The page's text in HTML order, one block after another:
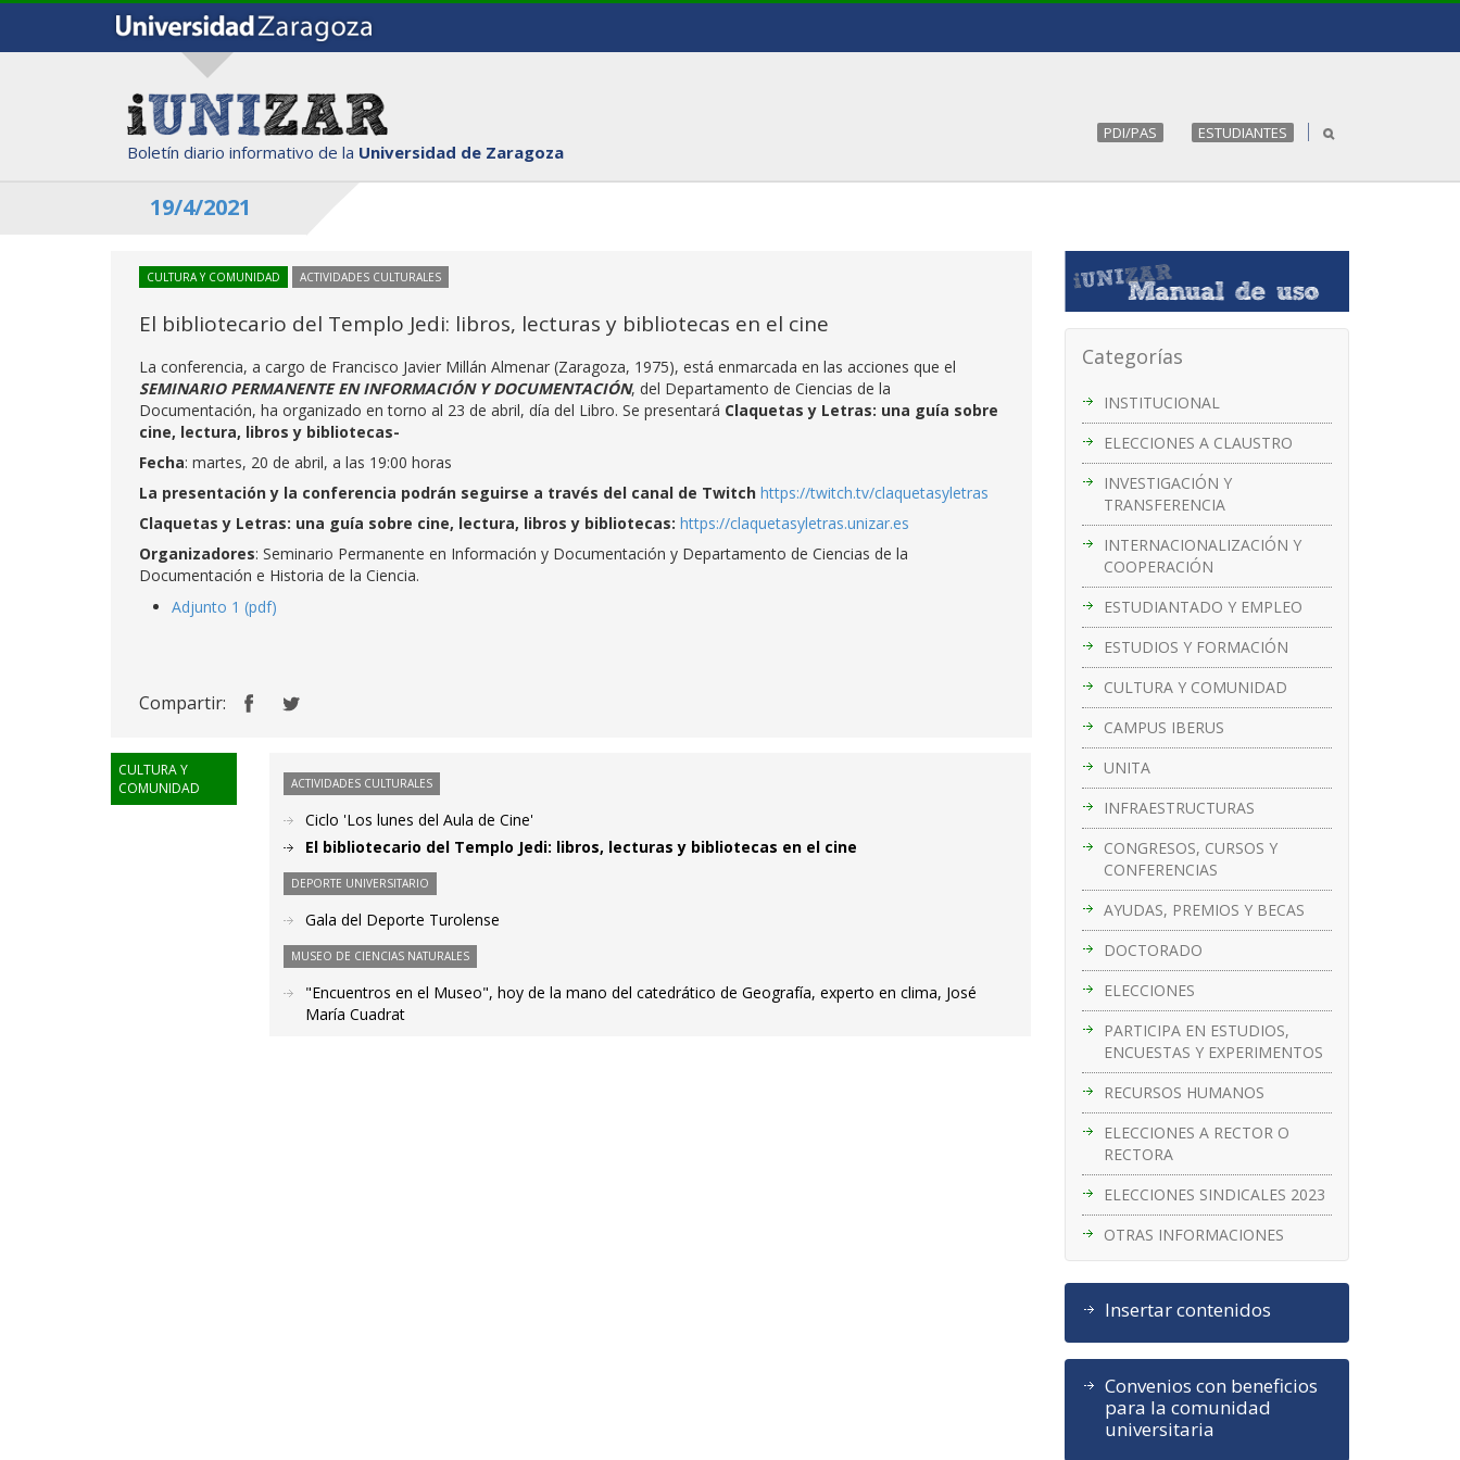
Boletín diario informativo de la Universidad de Zaragoza
PDI/PAS ESTUDIANTES
19/4/2021
Categorías
INSTITUCIONAL
ELECCIONES A CLAUSTRO
INVESTIGACIÓN Y
TRANSFERENCIA
INTERNACIONALIZACIÓN Y
COOPERACIÓN
ESTUDIANTADO Y EMPLEO
ESTUDIOS Y FORMACIÓN
CULTURA Y COMUNIDAD
CAMPUS IBERUS
UNITA
INFRAESTRUCTURAS
CONGRESOS, CURSOS Y
CONFERENCIAS
AYUDAS, PREMIOS Y BECAS
DOCTORADO
ELECCIONES
PARTICIPA EN ESTUDIOS,
ENCUESTAS Y EXPERIMENTOS
RECURSOS HUMANOS
ELECCIONES A RECTOR O
RECTORA
ELECCIONES SINDICALES 2023
OTRAS INFORMACIONES
Insertar contenidos
Convenios con beneficios
para la comunidad
universitaria
CULTURA Y COMUNIDAD ACTIVIDADES CULTURALES
El bibliotecario del Templo Jedi: libros, lecturas y bibliotecas en el cine
La conferencia, a cargo de Francisco Javier Millán Almenar (Zaragoza, 1975), está enmarcada en las acciones que el
SEMINARIO PERMANENTE EN INFORMACIÓN Y DOCUMENTACIÓN, del Departamento de Ciencias de la
Documentación, ha organizado en torno al 23 de abril, día del Libro. Se presentará Claquetas y Letras: una guía sobre
cine, lectura, libros y bibliotecas-
Fecha: martes, 20 de abril, a las 19:00 horas
La presentación y la conferencia podrán seguirse a través del canal de Twitch https://twitch.tv/claquetasyletras
Claquetas y Letras: una guía sobre cine, lectura, libros y bibliotecas: https://claquetasyletras.unizar.es
Organizadores: Seminario Permanente en Información y Documentación y Departamento de Ciencias de la
Documentación e Historia de la Ciencia.
Adjunto 1 (pdf)
Compartir:
CULTURA Y
COMUNIDAD
ACTIVIDADES CULTURALES
Ciclo 'Los lunes del Aula de Cine'
El bibliotecario del Templo Jedi: libros, lecturas y bibliotecas en el cine
DEPORTE UNIVERSITARIO
Gala del Deporte Turolense
MUSEO DE CIENCIAS NATURALES
"Encuentros en el Museo", hoy de la mano del catedrático de Geografía, experto en clima, José
María Cuadrat